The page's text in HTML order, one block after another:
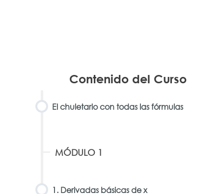
Contenido del Curso
El chuletario con todas las fórmulas
MÓDULO 1
1. Derivadas básicas de x